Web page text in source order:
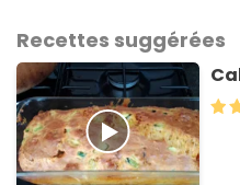
Recettes suggérées